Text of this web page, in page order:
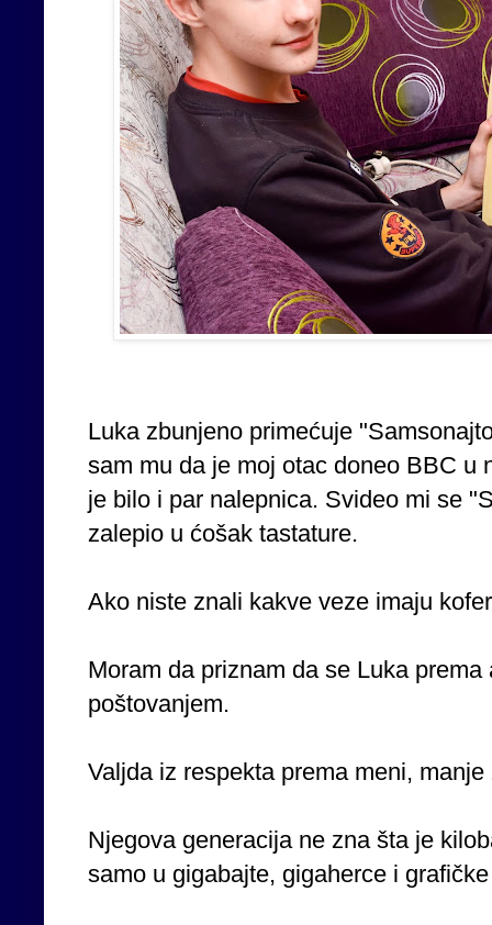
Luka zbunjeno primećuje
sam mu da je moj otac doneo BBC u
je bilo i par nalepnica. Svideo mi se
zalepio u ćošak tastature.
Ako niste znali kakve veze imaju
Moram da priznam da se Luka
poštovanjem.
Valjda iz respekta prema meni,
Njegova generacija ne zna šta je
samo u gigabajte, gigaherce i